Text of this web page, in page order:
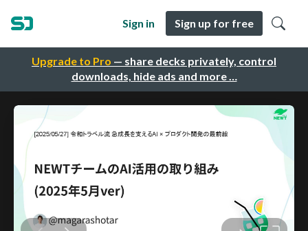
Upgrade to Pro — share decks privately, control
downloads, hide ads and more …
Sign in Sign up for free